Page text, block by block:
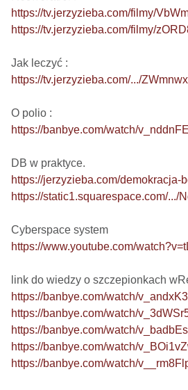
https://tv.jerzyzieba.com/filmy/
https://tv.jerzyzieba.com/filmy/
https://tv.jerzyzieba.com/.../
https://banbye.com/watch/
https://jerzyzieba.com/demokracja-
https://static1.squarespace.com/.../
https://www.youtube.com/
https://banbye.com/watch/
https://banbye.com/watch/
https://banbye.com/watch/
https://banbye.com/watch/
https://banbye.com/watch/